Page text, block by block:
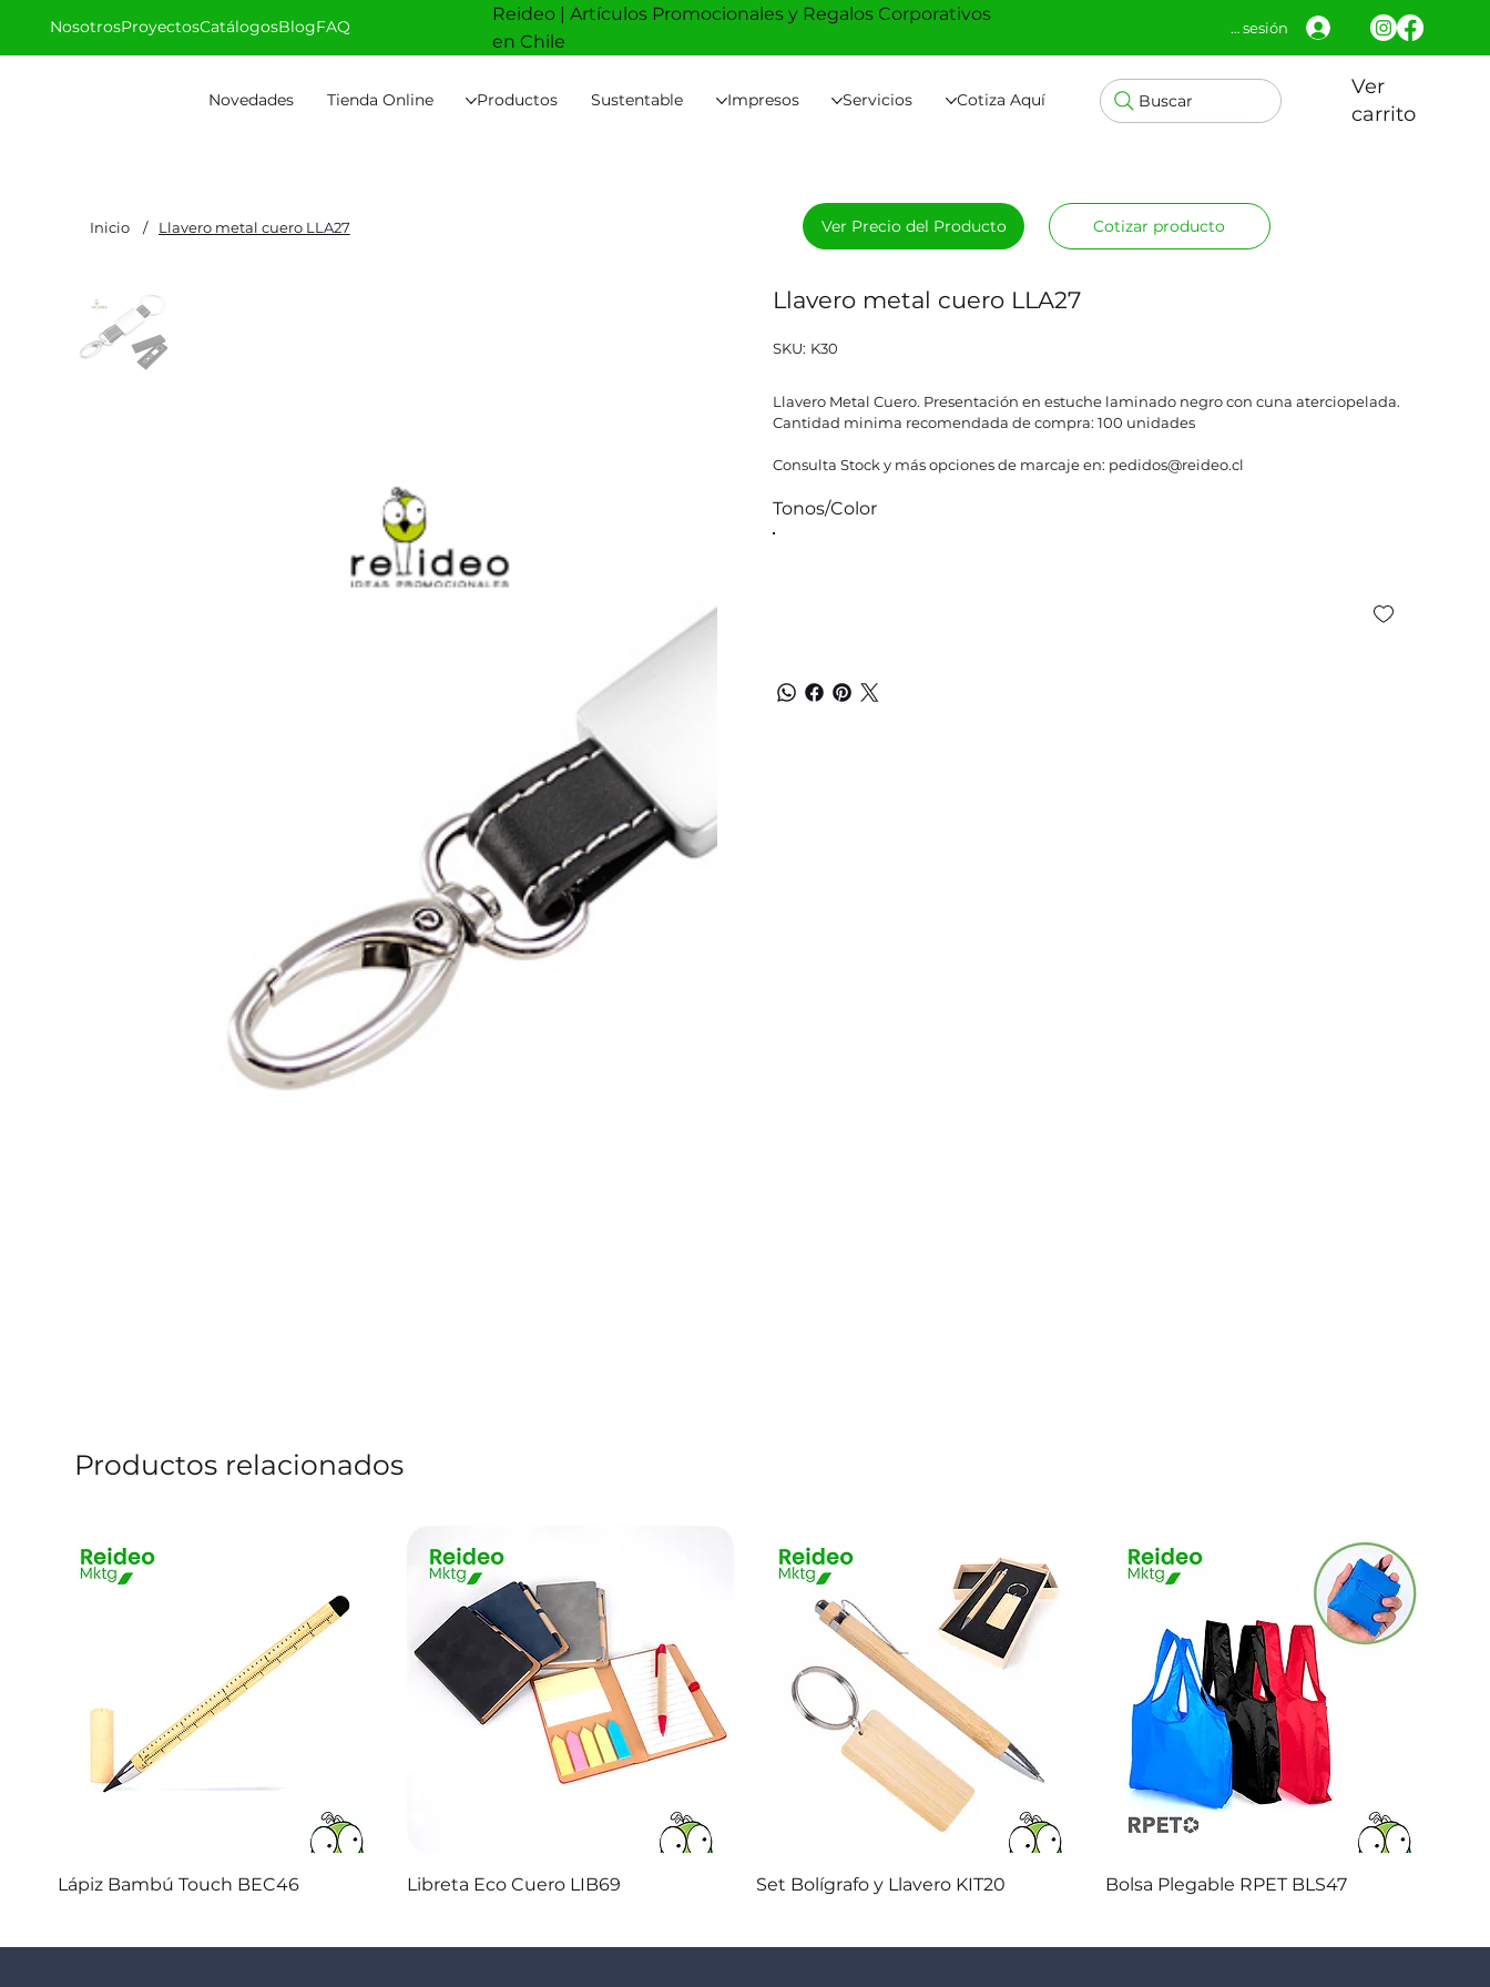
Novedades Tienda Online Productos Sustentable Impresos Servicios Cotiza Aquí Buscar
Ver
carrito
NosotrosProyectosCatálogosBlogFAQ
Reideo | Artículos Promocionales y Regalos Corporativos
en Chile
Iniciar sesión
Inicio / Llavero metal cuero LLA27
Llavero metal cuero LLA27
SKU: SKU
K30
K30
Llavero Metal Cuero. Presentación en estuche laminado negro con cuna aterciopelada.
Cantidad minima recomendada de compra: 100 unidades
Consulta Stock y más opciones de marcaje en: pedidos@reideo.cl
Tonos/Color
Ver Precio del Producto Cotizar producto
Productos relacionados
Vista rápida
Lápiz Bambú Touch BEC46 Vista rápida
Libreta Eco Cuero LIB69 Vista rápida
Set Bolígrafo y Llavero KIT20 Vista rápida
Bolsa Plegable RPET BLS47